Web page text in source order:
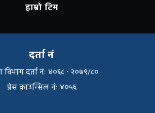
हाम्रो टिम
दर्ता नं
दर्ता नंः ४०६८ - २०७९/८०
प्रेस काउन्सिल नंः ४०५६